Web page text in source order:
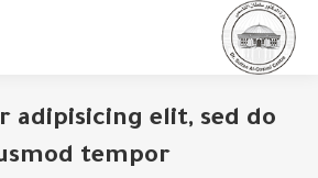
adipisicing elit, sed do
tempor